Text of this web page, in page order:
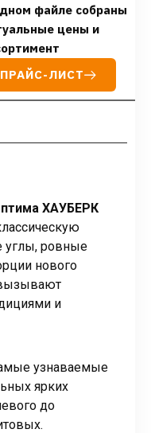
файле собраны
цены и
ПРАЙС-ЛИСТ
ХАУБЕРК
углы, ровные
нового
и
узнаваемые
ярких
до